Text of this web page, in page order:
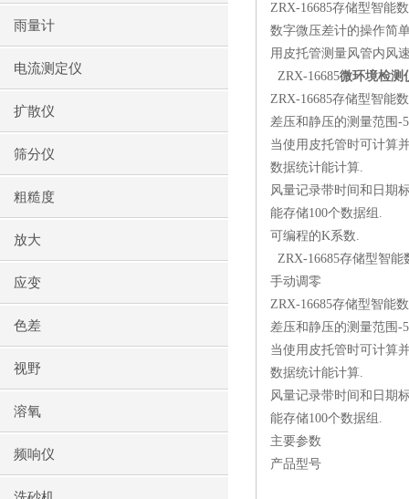
雨量计
电流测定仪
扩散仪
筛分仪
粗糙度
放大
应变
色差
视野
溶氧
频响仪
ZRX-16685存储型智能
数字微压差计的操作简
用皮托管测量风管内风
ZRX-16685微环境检测
ZRX-16685存储型智能
差压和静压的测量范围-
当使用皮托管时可计算
数据统计能计算.
风量记录带时间和日期
能存储100个数据组.
可编程的K系数.
ZRX-16685存储型智
手动调零
ZRX-16685存储型智能
差压和静压的测量范围-
当使用皮托管时可计算
数据统计能计算.
风量记录带时间和日期
能存储100个数据组.
主要参数
产品型号